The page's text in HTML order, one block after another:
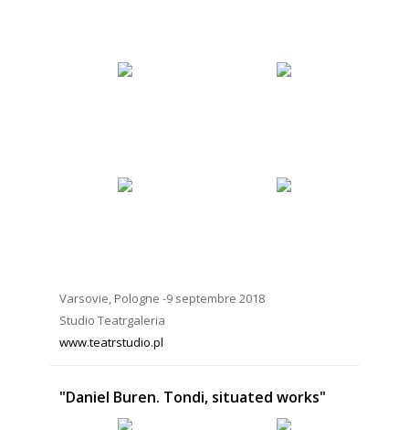
Varsovie, Pologne -9 septembre 2018
Studio Teatrgaleria
www.teatrstudio.pl
"Daniel Buren. Tondi, situated works"